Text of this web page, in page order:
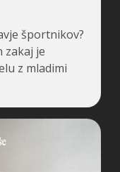
športnikov?
zakaj je
z mladimi